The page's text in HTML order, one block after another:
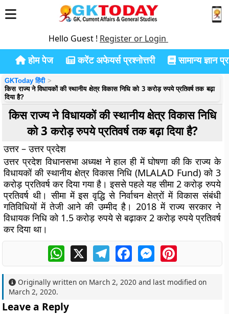
Hello Guest ! Register or Login
होम पेज करेंट अफेयर्स प्रश्नोत्तरी सामान्य ज्ञान
GKToday हिंदी
किस राज्य ने विधायकों की स्थानीय क्षेत्र विकास निधि को 3 करोड़ रुपये प्रतिवर्ष तक बढ़ा
दिया है?
किस राज्य ने विधायकों की स्थानीय क्षेत्र विकास निधि
को 3 करोड़ रुपये प्रतिवर्ष तक बढ़ा दिया है?
उत्तर – उत्तर प्रदेश
उत्तर प्रदेश विधानसभा अध्यक्ष ने हाल ही में घोषणा की कि राज्य के
विधायकों की स्थानीय क्षेत्र विकास निधि (MLALAD Fund) को 3
करोड़ प्रतिवर्ष कर दिया गया है। इससे पहले यह सीमा 2 करोड़ रुपये
प्रतिवर्ष थी। सीमा में इस वृद्धि से निर्वाचन क्षेत्रों में विकास संबंधी
गतिविधियों में तेजी आने की उम्मीद है। 2018 में राज्य सरकार ने
विधायक निधि को 1.5 करोड़ रुपये से बढ़ाकर 2 करोड़ रुपये प्रतिवर्ष
कर दिया था।
WhatsApp
X TelegramFacebookMessengerPinterest
Originally written on March 2, 2020 and last modified on
March 2, 2020.
Leave a Reply